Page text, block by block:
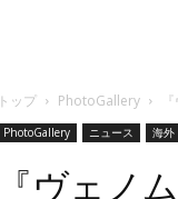
トップ PhotoGallery
PhotoGallery ニュース 海外
『ヴェノ